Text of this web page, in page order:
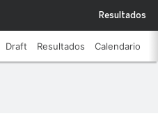
Resultados
Draft Resultados Calendario